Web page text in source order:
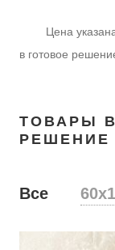
Цена
в готовое
ТОВАРЫ
РЕШЕНИЕ
Все